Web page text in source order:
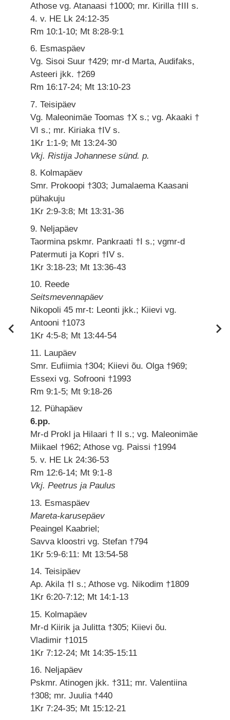
Athose vg. Atanaasi †1000; mr. Kirilla †III s.
4. v. HE Lk 24:12-35
Rm 10:1-10; Mt 8:28-9:1
6. Esmaspäev
Vg. Sisoi Suur †429; mr-d Marta, Audifaks,
Asteeri jkk. †269
Rm 16:17-24; Mt 13:10-23
7. Teisipäev
Vg. Maleonimäe Toomas †X s.; vg. Akaaki †
VI s.; mr. Kiriaka †IV s.
1Kr 1:1-9; Mt 13:24-30
Vkj. Ristija Johannese sünd. p.
8. Kolmapäev
Smr. Prokoopi †303; Jumalaema Kaasani
pühakuju
1Kr 2:9-3:8; Mt 13:31-36
9. Neljapäev
Taormina pskmr. Pankraati †I s.; vgmr-d
Patermuti ja Kopri †IV s.
1Kr 3:18-23; Mt 13:36-43
10. Reede
Seitsmevennapäev
Nikopoli 45 mr-t: Leonti jkk.; Kiievi vg.
Antooni †1073
1Kr 4:5-8; Mt 13:44-54
11. Laupäev
Smr. Eufiimia †304; Kiievi õu. Olga †969;
Essexi vg. Sofrooni †1993
Rm 9:1-5; Mt 9:18-26
12. Pühapäev
6.pp.
Mr-d Prokl ja Hilaari † II s.; vg. Maleonimäe
Miikael †962; Athose vg. Paissi †1994
5. v. HE Lk 24:36-53
Rm 12:6-14; Mt 9:1-8
Vkj. Peetrus ja Paulus
13. Esmaspäev
Mareta-karusepäev
Peaingel Kaabriel;
Savva kloostri vg. Stefan †794
1Kr 5:9-6:11: Mt 13:54-58
14. Teisipäev
Ap. Akila †I s.; Athose vg. Nikodim †1809
1Kr 6:20-7:12; Mt 14:1-13
15. Kolmapäev
Mr-d Kiirik ja Julitta †305; Kiievi õu.
Vladimir †1015
1Kr 7:12-24; Mt 14:35-15:11
16. Neljapäev
Pskmr. Atinogen jkk. †311; mr. Valentiina
†308; mr. Juulia †440
1Kr 7:24-35; Mt 15:12-21